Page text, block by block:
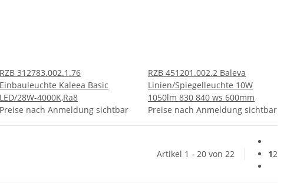
RZB 312783.002.1.76
Einbauleuchte Kaleea Basic
LED/28W-4000K,Ra8
Preise nach Anmeldung sichtbar
RZB 451201.002.2 Baleva
Linien/Spiegelleuchte 10W
1050lm 830 840 ws 600mm
Preise nach Anmeldung sichtbar
Artikel 1 - 20 von 22 12